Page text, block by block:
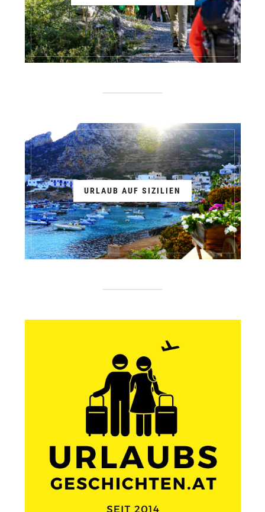
URLAUB AUF SIZILIEN